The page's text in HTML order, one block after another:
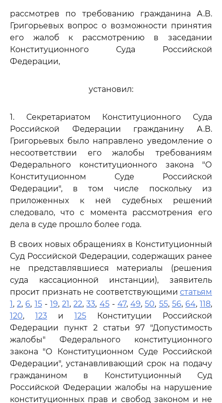
рассмотрев по требованию гражданина А.В.
Григорьевых вопрос о возможности принятия
его жалоб к рассмотрению в заседании
Конституционного Суда Российской
Федерации,
установил:
1. Секретариатом Конституционного Суда
Российской Федерации гражданину А.В.
Григорьевых было направлено уведомление о
несоответствии его жалобы требованиям
Федерального конституционного закона "О
Конституционном Суде Российской
Федерации", в том числе поскольку из
приложенных к ней судебных решений
следовало, что с момента рассмотрения его
дела в суде прошло более года.
В своих новых обращениях в Конституционный
Суд Российской Федерации, содержащих ранее
не представлявшиеся материалы (решения
суда кассационной инстанции), заявитель
просит признать не соответствующими статьям
1,2,6, 15- 19,21,22,33, 45-47,49,50, 55, 56, 64,118,
120, 123 и 125 Конституции Российской
Федерации пункт 2 статьи 97 "Допустимость
жалобы" Федерального конституционного
закона "О Конституционном Суде Российской
Федерации", устанавливающий срок на подачу
гражданином в Конституционный Суд
Российской Федерации жалобы на нарушение
конституционных прав и свобод законом и не